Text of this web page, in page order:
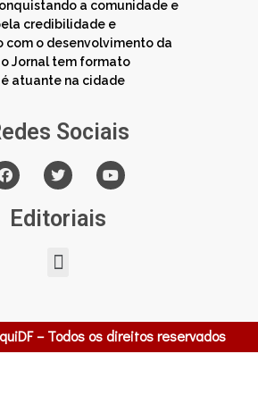
a comunidade e
credibilidade e
com o desenvolvimento da
Jornal tem formato
atuante na cidade
Sociais
Editoriais
– Todos os direitos reservados